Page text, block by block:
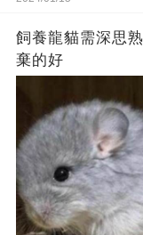
飼養龍貓需深思
棄的好